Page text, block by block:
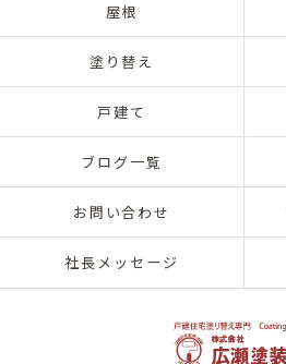
屋根
塗り替え
戸建て
ブログ一覧
お問い合わせ
社長メッセージ